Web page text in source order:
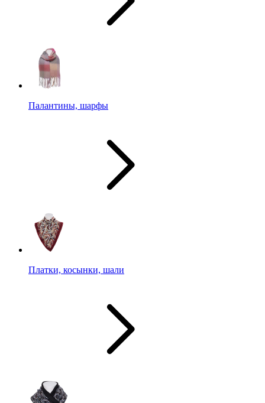
Палантины, шарфы
Платки, косынки, шали